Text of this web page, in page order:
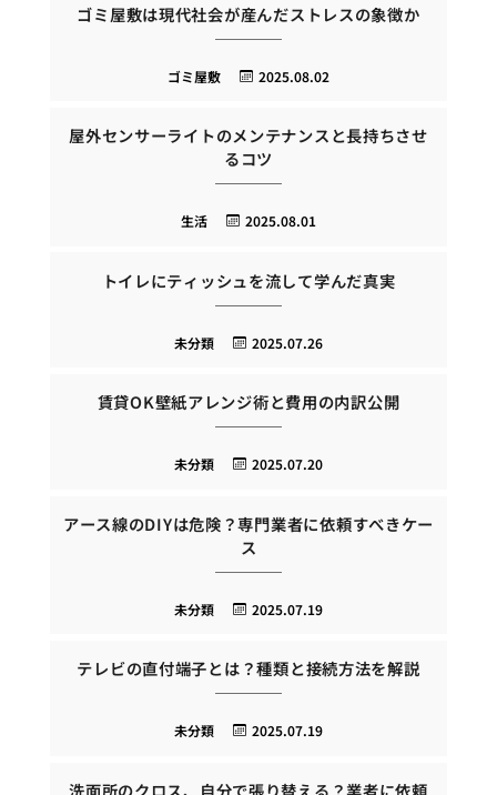
ゴミ屋敷は現代社会が産んだストレスの象徴か
2025.08.02
ゴミ屋敷
屋外センサーライトのメンテナンスと長持ちさせ
るコツ
2025.08.01
生活
トイレにティッシュを流して学んだ真実
2025.07.26
未分類
賃貸OK壁紙アレンジ術と費用の内訳公開
2025.07.20
未分類
アース線のDIYは危険？専門業者に依頼すべきケー
ス
2025.07.19
未分類
テレビの直付端子とは？種類と接続方法を解説
2025.07.19
未分類
洗面所のクロス、自分で張り替える？業者に依頼